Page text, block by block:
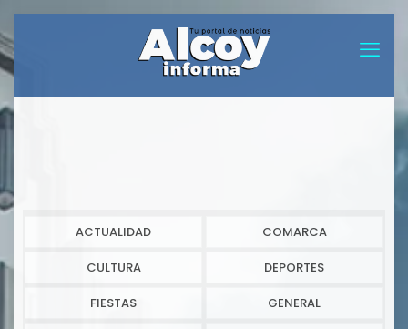
ACTUALIDAD COMARCA
CULTURA DEPORTES
FIESTAS GENERAL